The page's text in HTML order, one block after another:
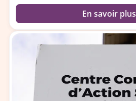
En savoir plus